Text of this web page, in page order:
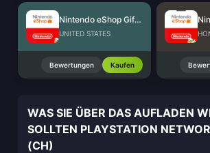
Nintendo eShop Gift Card (US)
UNITED STATES
Bewertungen Kaufen
WAS SIE ÜBER DAS AUFLADEN
SOLLTEN PLAYSTATION
(CH)